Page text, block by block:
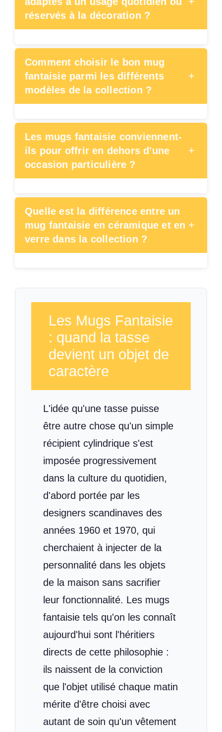
réservés à la décoration ?
Comment choisir le bon mug
fantaisie parmi les différents
modèles de la collection ?
+
Les mugs fantaisie conviennent-
ils pour offrir en dehors d'une
occasion particulière ?
+
Quelle est la différence entre un
mug fantaisie en céramique et en
verre dans la collection ?
+
Les Mugs Fantaisie
: quand la tasse
devient un objet de
caractère
L'idée qu'une tasse puisse
être autre chose qu'un simple
récipient cylindrique s'est
imposée progressivement
dans la culture du quotidien,
d'abord portée par les
designers scandinaves des
années 1960 et 1970, qui
cherchaient à injecter de la
personnalité dans les objets
de la maison sans sacrifier
leur fonctionnalité. Les mugs
fantaisie tels qu'on les connaît
aujourd'hui sont l'héritiers
directs de cette philosophie :
ils naissent de la conviction
que l'objet utilisé chaque matin
mérite d'être choisi avec
autant de soin qu'un vêtement